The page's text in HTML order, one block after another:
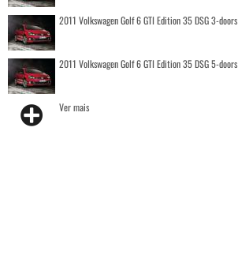
2011 Volkswagen Golf 6 GTI Edition 35 DSG 3-doors
2011 Volkswagen Golf 6 GTI Edition 35 DSG 5-doors
Ver mais